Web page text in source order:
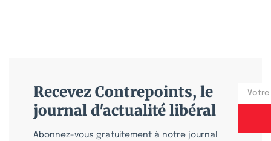
Recevez Contrepoints, le
journal d'actualité libéral
Abonnez-vous gratuitement à notre journal